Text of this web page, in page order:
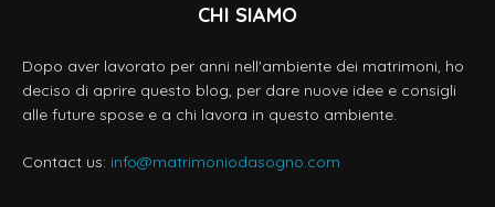
CHI SIAMO
Dopo aver lavorato per anni nell'ambiente dei matrimoni, ho
deciso di aprire questo blog, per dare nuove idee e consigli
alle future spose e a chi lavora in questo ambiente.
Contact us: info@matrimoniodasogno.com